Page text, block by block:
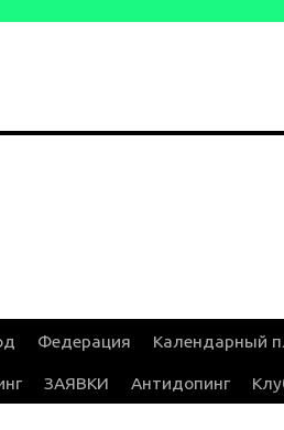
Федерация Календарный
ЗАЯВКИ Антидопинг